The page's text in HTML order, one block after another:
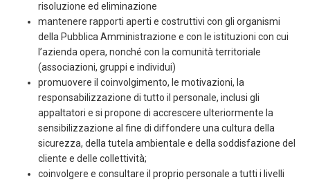
risoluzione ed eliminazione
mantenere rapporti aperti e costruttivi con gli organismi
della Pubblica Amministrazione e con le istituzioni con cui
l’azienda opera, nonché con la comunità territoriale
(associazioni, gruppi e individui)
promuovere il coinvolgimento, le motivazioni, la
responsabilizzazione di tutto il personale, inclusi gli
appaltatori e si propone di accrescere ulteriormente la
sensibilizzazione al fine di diffondere una cultura della
sicurezza, della tutela ambientale e della soddisfazione del
cliente e delle collettività;
coinvolgere e consultare il proprio personale a tutti i livelli